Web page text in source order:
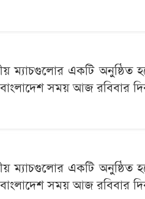
একটি অনুষ্ঠিত
সময় আজ রবিবার
একটি অনুষ্ঠিত
সময় আজ রবিবার